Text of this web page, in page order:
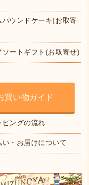
パウンドケーキ(お取寄
ソートギフト(お取寄せ)
買い物ガイド
ピングの流れ
い・お届けについて